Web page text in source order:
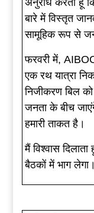
अनुरोध करता हूं
बारे में विस्तृत
सामूहिक रूप से
फरवरी में,
एक रथ यात्रा
निजीकरण बिल
जनता के बीच
हमारी ताकत है।
मैं विश्वास
बैठकों में भाग लेगा।